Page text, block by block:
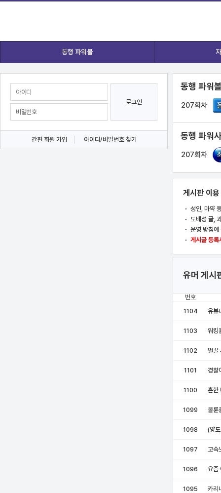
동행 파워볼
로그인
간편 회원 가입 아이디/비밀번호 찾기
동행 파워
207회차
동행 파워
207회차
게시판 이
성인, 마약
도배성 글,
운영 방침에
게시글 등
유머 게시
번호
1104
유뷰
1103 워킹
1102 벌꿀
1101 경찰
1100 흔한
1099 불륜
1098 (양
1097 고속
1096 요즘
1095 카리